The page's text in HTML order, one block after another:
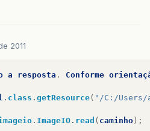
2011
a resposta . Conforme
. class . getResource( "/C:/Users/
. ImageIO . read ( caminho );